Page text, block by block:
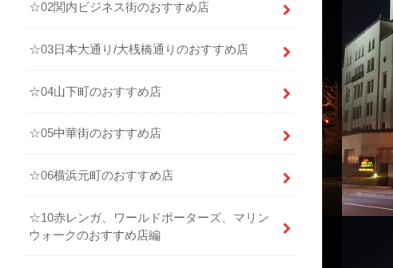
☆02関内ビジネス街のおすすめ店
☆03日本大通り/大桟橋通りのおすすめ店
☆04山下町のおすすめ店
☆05中華街のおすすめ店
☆06横浜元町のおすすめ店
☆10赤レンガ、ワールドポーターズ、マリン
ウォークのおすすめ店編